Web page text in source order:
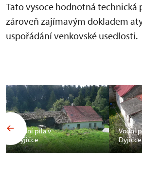
Tato vysoce hodnotná technická
zároveň zajímavým dokladem
uspořádání venkovské usedlosti.
Vodní pila v
Dyjičce
Vodní
Dyjičce